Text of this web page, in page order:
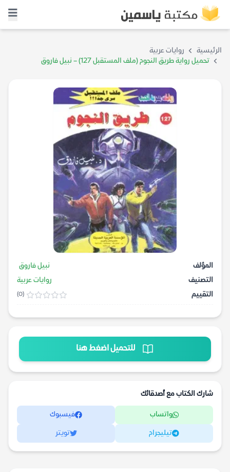
الرئيسية
روايات عربية
تحميل رواية طريق النجوم (ملف المستقبل 127) – نبيل فاروق
المؤلف
نبيل فاروق
التصنيف
روايات عربية
التقييم
(0)
للتحميل اضغط هنا
شارك الكتاب مع أصدقائك
واتساب فيسبوك
تيليجرام تويتر